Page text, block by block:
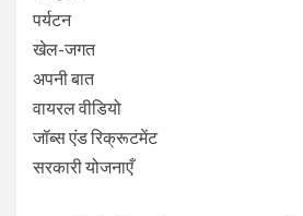
पर्यटन
खेल-जगत
अपनी बात
वायरल वीडियो
जॉब्स एंड रिक्रूटमेंट
सरकारी योजनाएँ